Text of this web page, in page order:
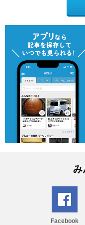
み
Facebook